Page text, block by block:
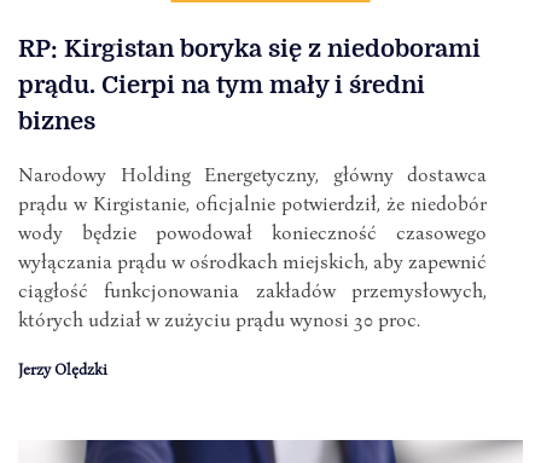
RP: Kirgistan boryka się z niedoborami
prądu. Cierpi na tym mały i średni
biznes
Narodowy Holding Energetyczny, główny dostawca
prądu w Kirgistanie, oficjalnie potwierdził, że niedobór
wody będzie powodował konieczność czasowego
wyłączania prądu w ośrodkach miejskich, aby zapewnić
ciągłość funkcjonowania zakładów przemysłowych,
których udział w zużyciu prądu wynosi 30 proc.
Jerzy Olędzki